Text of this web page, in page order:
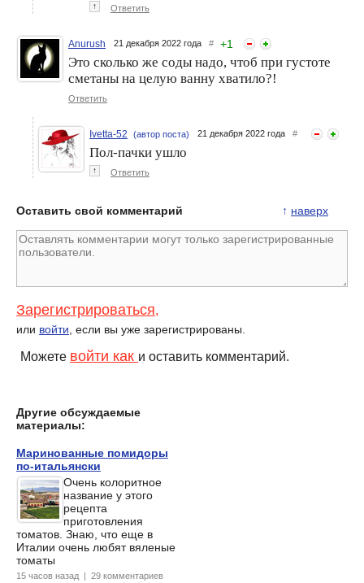
↑ Ответить
Anurush 21 декабря 2022 года # +1
Это сколько же соды надо, чтоб при густоте
сметаны на целую ванну хватило?!
Ответить
Ivetta-52 (автор поста) 21 декабря 2022 года #
Пол-пачки ушло
↑ Ответить
↑ наверх
Оставить свой комментарий
Зарегистрироваться,
или войти , если вы уже зарегистрированы.
Можете войти как и оставить комментарий.
Другие обсуждаемые
материалы:
Маринованные помидоры
по-итальянски
Очень колоритное
название у этого
рецепта
приготовления
томатов. Знаю, что еще в
Италии очень любят вяленые
томаты
15 часов назад | 29 комментариев